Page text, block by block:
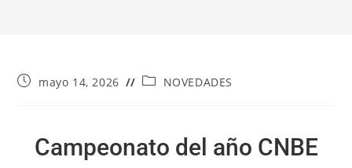
mayo 14, 2026 NOVEDADES
Campeonato del año CNBE